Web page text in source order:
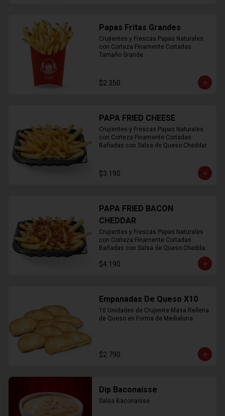
Papas Fritas Grandes
Crujientes y Frescas Papas Naturales
con Corteza Finamente Cortadas
Tamaño Grande.
$2.350
PAPA FRIED CHEESE
Crujientes y Frescas Papas Naturales
con Corteza Finamente Cortadas
Bañadas con Salsa de Queso Cheddar
$3.190
PAPA FRIED BACON
CHEDDAR
Crujientes y Frescas Papas Naturales
con Corteza Finamente Cortadas
Bañadas con Salsa de Queso Cheddar
$4.190
Empanadas De Queso X10
10 Unidades de Crujiente Masa Rellena
de Queso en Forma de Medialuna.
$2.790
Dip Baconaisse
Salsa Baconaisse